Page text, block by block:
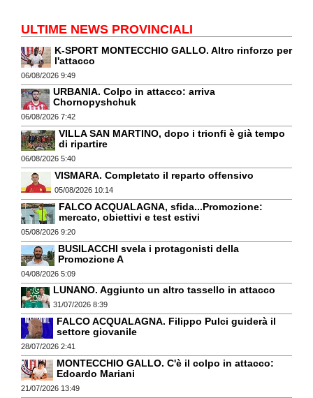
ULTIME NEWS PROVINCIALI
K-SPORT MONTECCHIO GALLO. Altro rinforzo per
l'attacco
06/08/2026 9:49
URBANIA. Colpo in attacco: arriva
Chornopyshchuk
06/08/2026 7:42
VILLA SAN MARTINO, dopo i trionfi è già tempo
di ripartire
06/08/2026 5:40
VISMARA. Completato il reparto offensivo
05/08/2026 10:14
FALCO ACQUALAGNA, sfida...Promozione:
mercato, obiettivi e test estivi
05/08/2026 9:20
BUSILACCHI svela i protagonisti della
Promozione A
04/08/2026 5:09
LUNANO. Aggiunto un altro tassello in attacco
31/07/2026 8:39
FALCO ACQUALAGNA. Filippo Pulci guiderà il
settore giovanile
28/07/2026 2:41
MONTECCHIO GALLO. C'è il colpo in attacco:
Edoardo Mariani
21/07/2026 13:49